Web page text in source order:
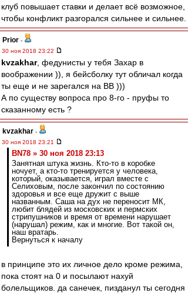
клуб повышает ставки и делает всё возможное,
чтобы конфликт разгорался сильнее и сильнее.
Prior -
30 ноя 2018 23:22
kvzakhar, федунисты у тебя Захар в
воображении )), я бейсболку тут обличал когда
ты еще и не зарегался на ВВ )))
А по существу вопроса про 8-го - пруфы то
сказанному есть ?
kvzakhar -
30 ноя 2018 23:21
BN78 » 30 ноя 2018 23:13
Занятная штука жизнь. Кто-то в коробке
ночует, а кто-то тренируется у человека,
который, оказывается, играл вместе с
Селиховым, после закончил по состоянию
здоровья и все еще дружит с выше
названным. Саша на дух не переносит МК,
любит блядей из московских и пермских
стрипушников и время от времени нарушает
(нарушал) режим, как и многие. Вот такой он,
наш вратарь.
Вернуться к началу
в принципе это их личное дело кроме режима,
пока стоят на 0 и посылают нахуй
болельщиков. да санечек, пизданул ты сегодня